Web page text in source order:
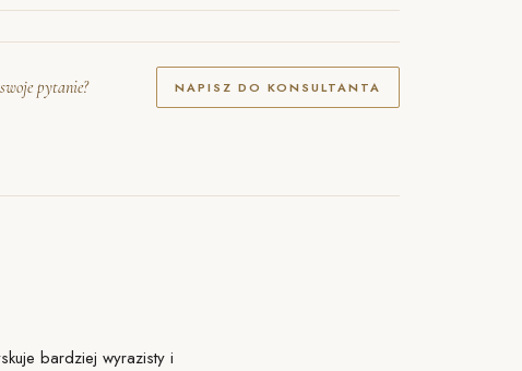
pytanie? NAPISZ DO KONSULTANTA
bardziej wyrazisty i